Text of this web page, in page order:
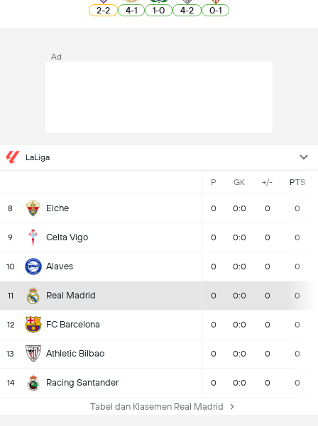
2-2 4-1 1-0 4-2 0-1
LaLiga
P GK +/- PTS
8 Elche 0 0:0 0 0
9 Celta Vigo 0 0:0 0 0
10 Alaves 0 0:0 0 0
11 Real Madrid 0 0:0 0 0
12 FC Barcelona 0 0:0 0 0
13 Athletic Bilbao 0 0:0 0 0
14 Racing Santander 0 0:0 0 0
Tabel dan Klasemen Real Madrid
Ad